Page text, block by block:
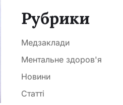
Рубрики
Медзаклади
Ментальне здоров'я
Новини
Статті